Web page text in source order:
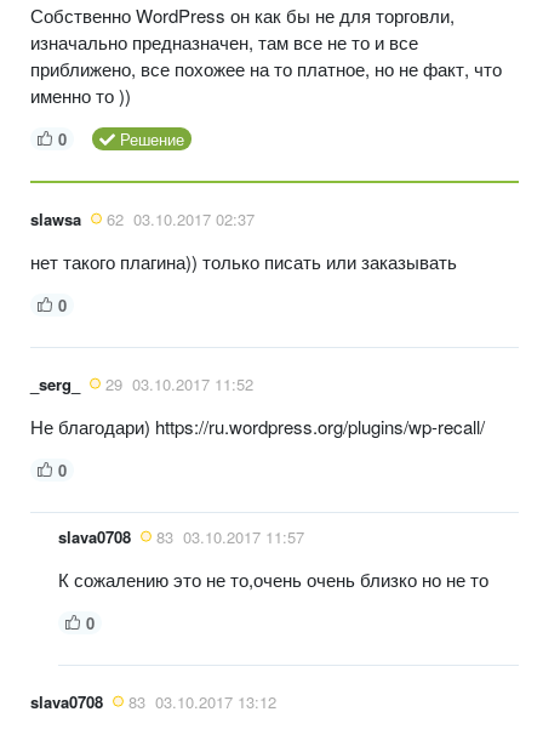
Собственно WordPress он как бы не для торговли,
изначально предназначен, там все не то и все
приближено, все похожее на то платное, но не факт, что
именно то ))
0 Решение
slawsa 62 03.10.2017 02:37
нет такого плагина)) только писать или заказывать
0
_serg_ 29 03.10.2017 11:52
Не благодари) https://ru.wordpress.org/plugins/wp-recall/
0
slava0708 83 03.10.2017 11:57
К сожалению это не то,очень очень близко но не то
0
slava0708 83 03.10.2017 13:12